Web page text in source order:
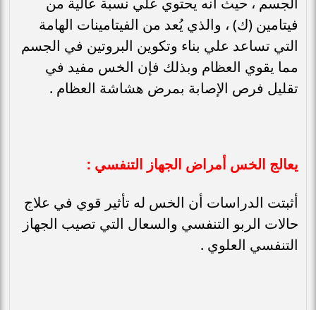
فيتامين (ك) ، والذي يُعد من الفيتامينات الهامة
التي تساعد علي بناء وتكوين البروتين في الجسم
مما يقوي العظام وبذلك فإن الخس مفيد في
تقليل فرص الإصابة بمرض هشاشة العظام .
يعالج الخس أمراض الجهاز التنفسي :
أثبتت الدراسات أن الخس له تأثير قوي في علاج
حالات الربو التنفسي والسعال التي تصيب الجهاز
التنفسي العلوي .